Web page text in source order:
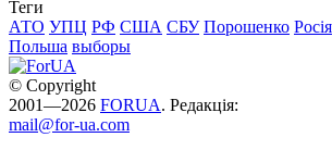
Теги
АТО УПЦ РФ США СБУ Порошенко Росія
Польша выборы
© Copyright
2001—2026 FORUA. Редакція:
mail@for-ua.com